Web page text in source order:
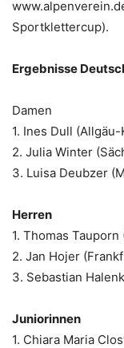
Sportklettercup).
Ergebnisse
Damen
1. Ines Dull
2. Julia Winter
3. Luisa Deubzer
Herren
1. Thomas
2. Jan Hojer
3. Sebastian
Juniorinnen
1. Chiara Maria